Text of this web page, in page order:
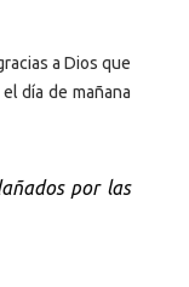
a Dios que
día de mañana
por las